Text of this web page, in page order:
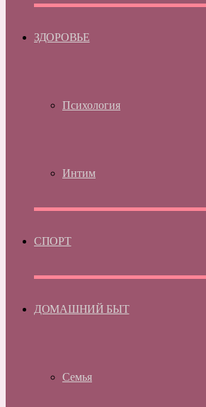
ЗДОРОВЬЕ
Психология
Интим
СПОРТ
ДОМАШНИЙ БЫТ
Семья